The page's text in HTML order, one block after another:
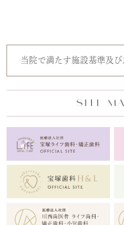
当院で満たす施設基準及
SITE